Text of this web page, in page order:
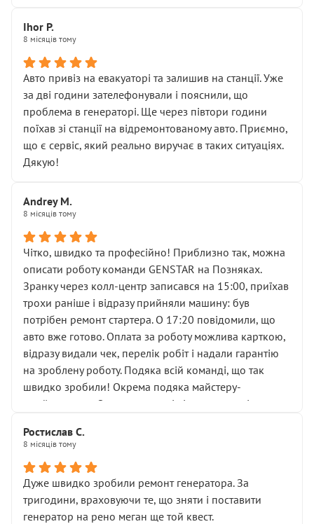
Далі ситуація тільки погіршилась:
• сказали, що тепер “потрібно знімати колеса”
• що біля авто стояти вже не можна
• почали озвучувати купу додаткових робіт без
чіткого пояснення
( ну все зняли та доробили) дякую!
Окремий момент, який виглядає абсурдно:
мені заявили, що бачок гальмівної рідини потрібно
міняти разом із головним гальмівним циліндром у
Для людини, яка хоча б трохи розуміється на техніці,
це звучить як мінімум непрофесійно, а як максимум —
спроба продати дорогий вузол замість елементарних
ущільнювачів.
Що прикро — це не перший мій візит. Раніше міняв у
вас стартер, і тоді сервіс наче справив хороше
враження. Але згодом знайшов декілька гайок під
лобовим склом. Мені пояснили, що це “старі гайки, які
відкручували”, і попросили не хвилюватися. ( надіюсь
новий власник, не застяг в полі))
Але після нинішнього візиту такі дрібниці вже не
здаються дрібницями.
Я — клієнт, який працює на довірі, і саме її цей сервіс
Хотілося б більше:
• належної уваги до авто
• прозорості в роботах і рахунках
• реальної діагностики, а не формального
“подивились і поїхав”
На жаль, складається враження, що сервіс працює не
Ihor P.
8 місяців тому
Авто привіз на евакуаторі та залишив на станції. Уже
за дві години зателефонували і пояснили, що
проблема в генераторі. Ще через півтори години
поїхав зі станції на відремонтованому авто. Приємно,
що є сервіс, який реально виручає в таких ситуаціях.
Дякую!
Andrey M.
8 місяців тому
Чітко, швидко та професійно! Приблизно так, можна
описати роботу команди GENSTAR на Позняках.
Зранку через колл-центр записався на 15:00, приїхав
трохи раніше і відразу прийняли машину: був
потрібен ремонт стартера. О 17:20 повідомили, що
авто вже готово. Оплата за роботу можлива карткою,
відразу видали чек, перелік робіт і надали гарантію
на зроблену роботу. Подяка всій команді, що так
швидко зробили! Окрема подяка майстеру-
приймальнику Олександру: всі чітко та по суті.
звертатися до цього автосервісу.
Ростислав С.
8 місяців тому
Дуже швидко зробили ремонт генератора. За
тригодини, враховуючи те, що зняти і поставити
генератор на рено меган ще той квест.